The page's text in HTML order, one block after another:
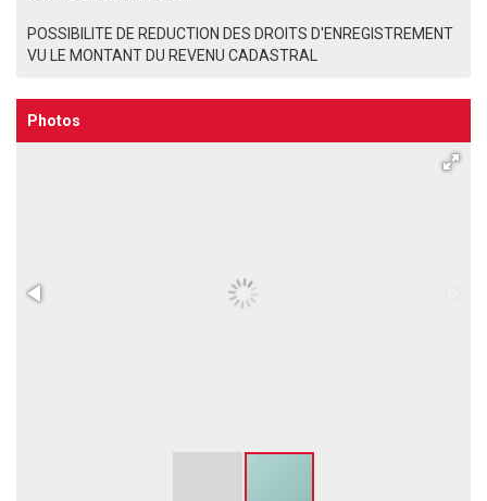
POSSIBILITE DE REDUCTION DES DROITS D'ENREGISTREMENT
VU LE MONTANT DU REVENU CADASTRAL
Photos